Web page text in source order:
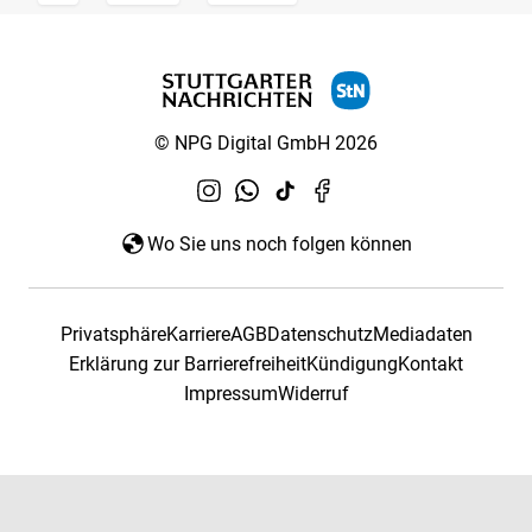
© NPG Digital GmbH 2026
Wo Sie uns noch folgen können
PrivatsphäreKarriereAGBDatenschutzMediadaten
Erklärung zur BarrierefreiheitKündigungKontakt
ImpressumWiderruf